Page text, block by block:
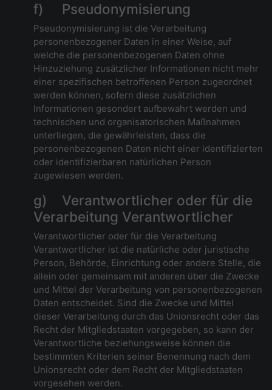
f) Pseudonymisierung
Pseudonymisierung ist die Verarbeitung
personenbezogener Daten in einer Weise, auf
welche die personenbezogenen Daten ohne
Hinzuziehung zusätzlicher Informationen nicht mehr
einer spezifischen betroffenen Person zugeordnet
werden können, sofern diese zusätzlichen
Informationen gesondert aufbewahrt werden und
technischen und organisatorischen Maßnahmen
unterliegen, die gewährleisten, dass die
personenbezogenen Daten nicht einer identifizierten
oder identifizierbaren natürlichen Person
zugewiesen werden.
g) Verantwortlicher oder für die
Verarbeitung Verantwortlicher
Verantwortlicher oder für die Verarbeitung
Verantwortlicher ist die natürliche oder juristische
Person, Behörde, Einrichtung oder andere Stelle, die
allein oder gemeinsam mit anderen über die Zwecke
und Mittel der Verarbeitung von personenbezogenen
Daten entscheidet. Sind die Zwecke und Mittel
dieser Verarbeitung durch das Unionsrecht oder das
Recht der Mitgliedstaaten vorgegeben, so kann der
Verantwortliche beziehungsweise können die
bestimmten Kriterien seiner Benennung nach dem
Unionsrecht oder dem Recht der Mitgliedstaaten
vorgesehen werden.